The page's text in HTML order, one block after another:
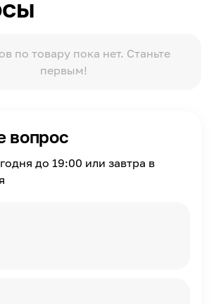
по товару пока нет. Станьте
первым!
вопрос
до 19:00 или завтра в